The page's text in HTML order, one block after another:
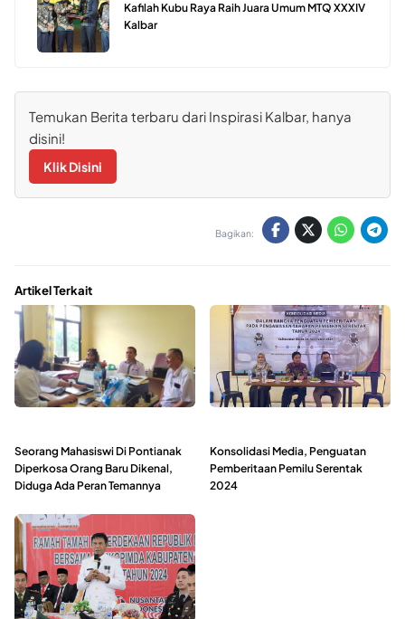
Kafilah Kubu Raya Raih Juara Umum MTQ XXXIV
Kalbar
Temukan Berita terbaru dari Inspirasi Kalbar, hanya
disini!
Klik Disini
Bagikan:
Artikel Terkait
Seorang Mahasiswi Di Pontianak
Diperkosa Orang Baru Dikenal,
Diduga Ada Peran Temannya
Konsolidasi Media, Penguatan
Pemberitaan Pemilu Serentak
2024